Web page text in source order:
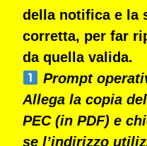
della notificae la
corretta, per far
da quella valida.
Prompt
Allega la copia
PEC (in PDF) e
se l’indirizzo